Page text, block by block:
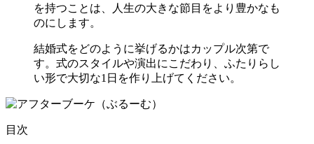
を持つことは、人生の大きな節目をより豊かなも
のにします。
結婚式をどのように挙げるかはカップル次第で
す。式のスタイルや演出にこだわり、ふたりらし
い形で大切な1日を作り上げてください。
目次